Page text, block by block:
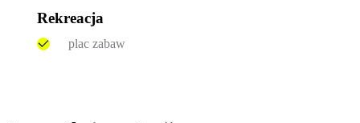
Rekreacja
plac zabaw